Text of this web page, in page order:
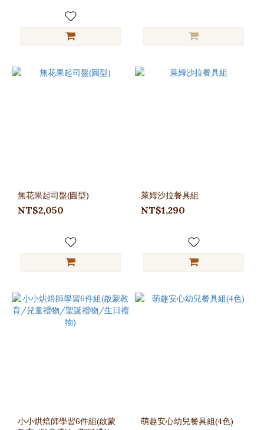
無花果起司盤(圓型)
NT$2,050
萊姆沙拉餐具組
NT$1,290
小小烘焙師學習6件組(啟蒙
萌趣安心幼兒餐具組(4色)